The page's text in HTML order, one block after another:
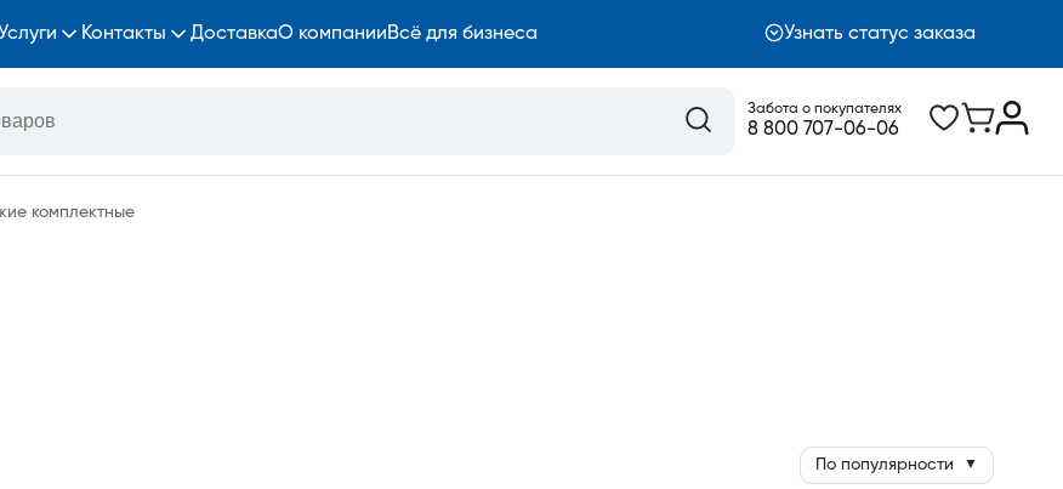
Услуги Контакты ДоставкаО компанииВсё для бизнеса Узнать статус заказа
Забота о покупателях
8 800 707-06-06
комплектные
По популярности ▼